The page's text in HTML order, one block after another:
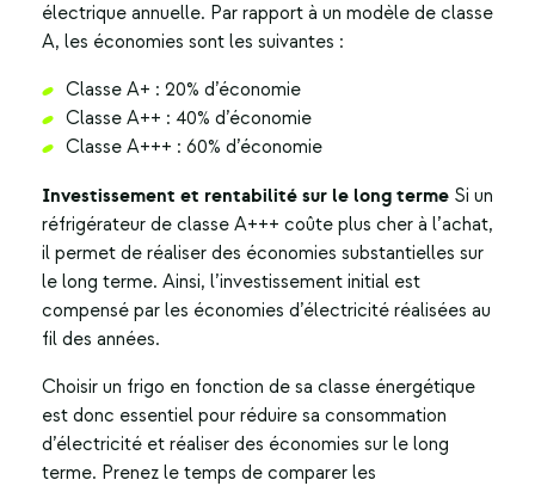
électrique annuelle. Par rapport à un modèle de classe
A, les économies sont les suivantes :
Classe A+ : 20% d’économie
Classe A++ : 40% d’économie
Classe A+++ : 60% d’économie
Investissement et rentabilité sur le long terme Si un
réfrigérateur de classe A+++ coûte plus cher à l’achat,
il permet de réaliser des économies substantielles sur
le long terme. Ainsi, l’investissement initial est
compensé par les économies d’électricité réalisées au
fil des années.
Choisir un frigo en fonction de sa classe énergétique
est donc essentiel pour réduire sa consommation
d’électricité et réaliser des économies sur le long
terme. Prenez le temps de comparer les